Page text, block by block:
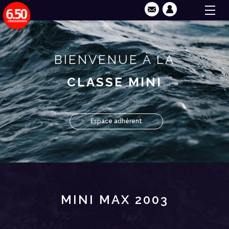
BIENVENUE À LA
CLASSE MINI
Espace adhérent
MINI MAX 2003